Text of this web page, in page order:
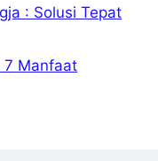
: Solusi Tepat
7 Manfaat